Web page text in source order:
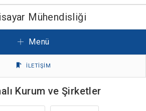
Mühendisliği
Menü
İLETİŞİM
Kurum ve Şirketler